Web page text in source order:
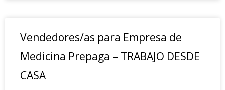
Vendedores/as para Empresa de
Medicina Prepaga – TRABAJO DESDE
CASA